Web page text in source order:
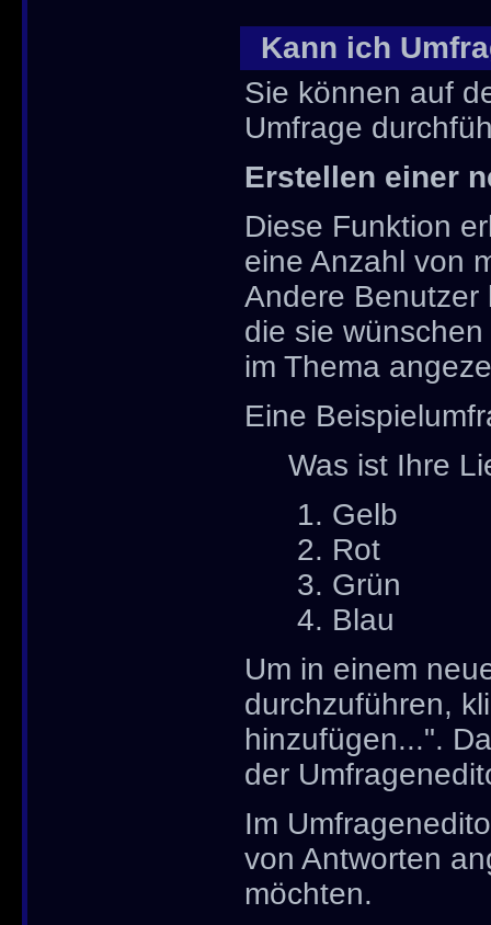
Kann ich
Sie können auf
Umfrage
Erstellen einer
Diese Funktion
eine Anzahl von
Andere Benutzer
die sie
im Thema
Eine
Was ist Ihre
Gelb
Rot
Grün
Blau
Um in einem
durchzuführen,
hinzufügen...".
der
Im
von Antworten
möchten.